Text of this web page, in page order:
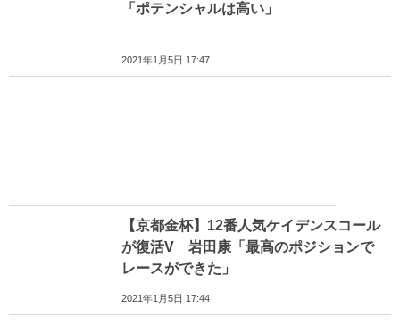
「ポテンシャルは高い」
2021年1月5日 17:47
【京都金杯】12番人気ケイデンスコール
が復活V 岩田康「最高のポジションで
レースができた」
2021年1月5日 17:44